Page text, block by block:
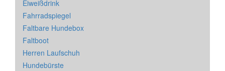
Eiweißdrink
Fahrradspiegel
Faltbare Hundebox
Faltboot
Herren Laufschuh
Hundebürste